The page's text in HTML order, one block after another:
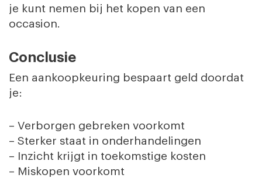
je kunt nemen bij het kopen van een
occasion.
Conclusie
Een aankoopkeuring bespaart geld doordat
je:
– Verborgen gebreken voorkomt
– Sterker staat in onderhandelingen
– Inzicht krijgt in toekomstige kosten
– Miskopen voorkomt